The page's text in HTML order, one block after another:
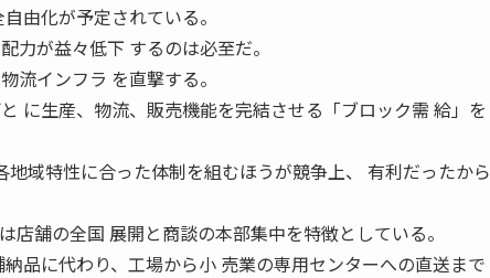
由化が予定されている。
力が益々低下 するのは必至だ。
流インフラ を直撃する。
に生産、物流、販売機能を完結させる「ブロック需 給」を
域特性に合った体制を組むほうが競争上、 有利だったから
店舗の全国 展開と商談の本部集中を特徴としている。
品に代わり、工場から小 売業の専用センターへの直送まで